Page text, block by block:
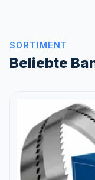
SORTIMENT
Beliebte